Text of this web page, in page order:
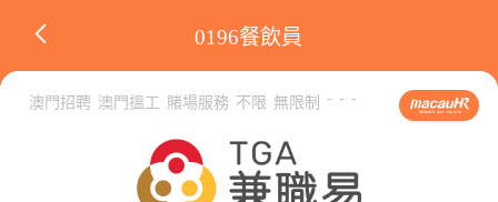
0196餐飲員
澳門招聘 澳門搵工 賭場服務 不限 無限制 - - -